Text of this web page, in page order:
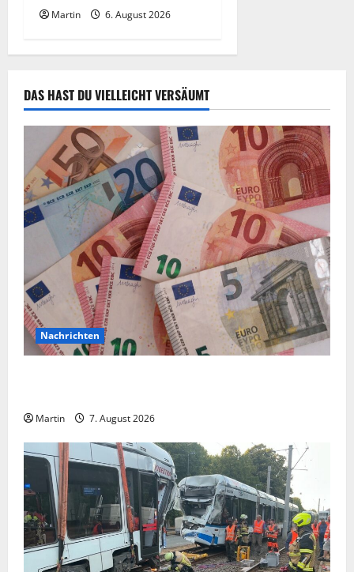
Martin 6. August 2026
DAS HAST DU VIELLEICHT VERSÄUMT
Nachrichten
Martin 7. August 2026